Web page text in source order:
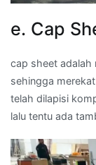
e. Cap
cap sheet adalah
sehingga
telah dilapisi
lalu tentu ada